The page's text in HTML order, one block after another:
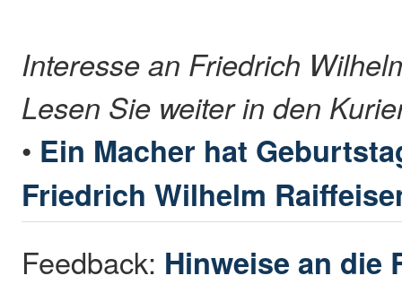
Interesse an Friedrich
Lesen Sie weiter in den
• Ein Macher hat
Friedrich Wilhelm
Feedback: Hinweise an die